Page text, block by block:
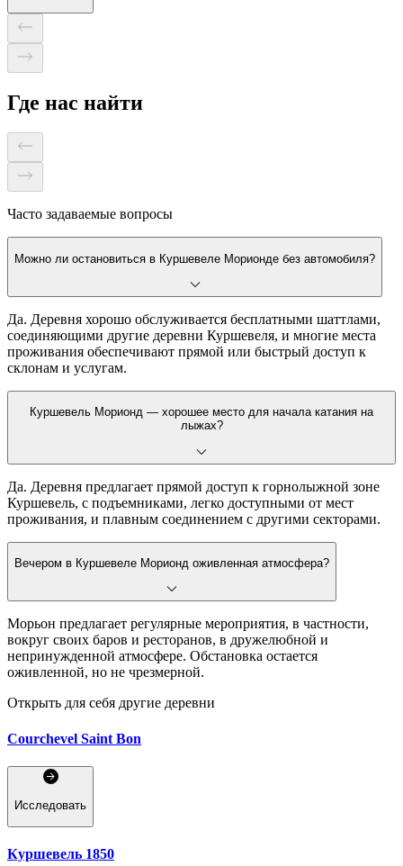
Где нас найти
Часто задаваемые вопросы
Можно ли остановиться в Куршевеле Морионде без автомобиля?
Да. Деревня хорошо обслуживается бесплатными шаттлами,
соединяющими другие деревни Куршевеля, и многие места
проживания обеспечивают прямой или быстрый доступ к
склонам и услугам.
Куршевель Морионд — хорошее место для начала катания на
лыжах?
Да. Деревня предлагает прямой доступ к горнолыжной зоне
Куршевель, с подъемниками, легко доступными от мест
проживания, и плавным соединением с другими секторами.
Вечером в Куршевеле Морионд оживленная атмосфера?
Морьон предлагает регулярные мероприятия, в частности,
вокруг своих баров и ресторанов, в дружелюбной и
непринужденной атмосфере. Обстановка остается
оживленной, но не чрезмерной.
Открыть для себя другие деревни
Courchevel Saint Bon
Исследовать
Куршевель 1850